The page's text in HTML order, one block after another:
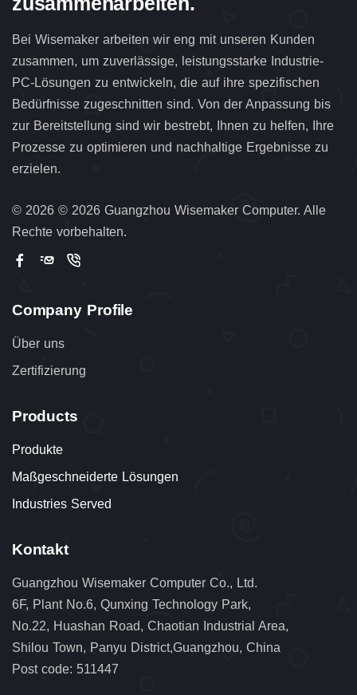
Bei Wisemaker arbeiten wir eng mit unseren Kunden
zusammen, um zuverlässige, leistungsstarke Industrie-
PC-Lösungen zu entwickeln, die auf ihre spezifischen
Bedürfnisse zugeschnitten sind. Von der Anpassung bis
zur Bereitstellung sind wir bestrebt, Ihnen zu helfen, Ihre
Prozesse zu optimieren und nachhaltige Ergebnisse zu
erzielen.
© 2026 © 2026 Guangzhou Wisemaker Computer. Alle
Rechte vorbehalten.
Company Profile
Über uns
Zertifizierung
Products
Produkte
Maßgeschneiderte Lösungen
Industries Served
Kontakt
Guangzhou Wisemaker Computer Co., Ltd.
6F, Plant No.6, Qunxing Technology Park,
No.22, Huashan Road, Chaotian Industrial Area,
Shilou Town, Panyu District,Guangzhou, China
Post code: 511447